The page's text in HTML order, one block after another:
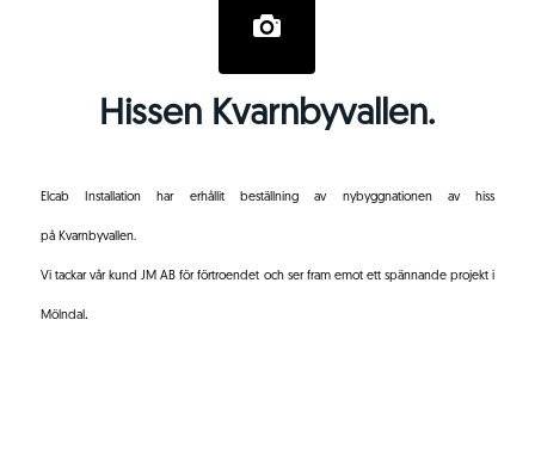
Hissen Kvarnbyvallen.
Elcab Installation har erhållit beställning av nybyggnationen av hiss
på Kvarnbyvallen.
Vi tackar vår kund JM AB för förtroendet och ser fram emot ett spännande projekt i
Mölndal.